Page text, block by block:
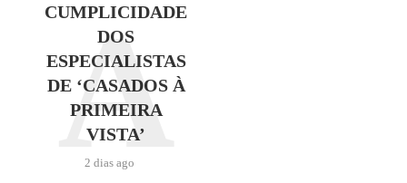
CUMPLICIDADE
DOS
ESPECIALISTAS
DE ‘CASADOS À
PRIMEIRA
VISTA’
2 dias ago
A